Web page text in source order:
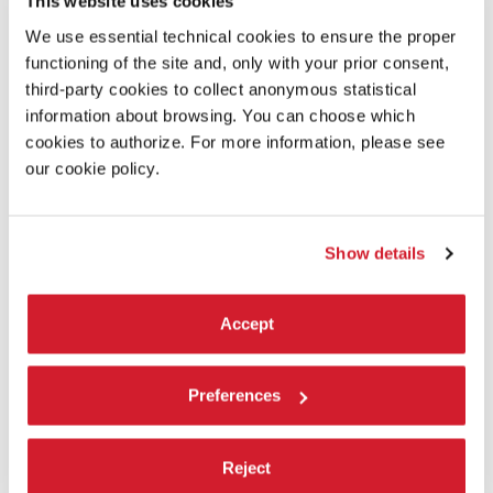
We use essential technical cookies to ensure the proper
functioning of the site and, only with your prior consent,
third-party cookies to collect anonymous statistical
information about browsing. You can choose which
cookies to authorize. For more information, please see
our cookie policy.
Show details
Accept
Preferences
Reject
Ammazzare stanca di Antonio Zagari
SCOPRI DI PIÙ SUL FILM